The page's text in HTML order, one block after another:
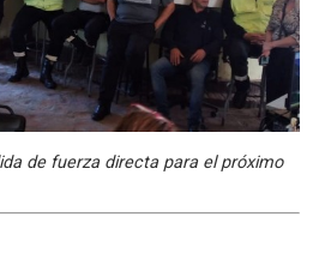
de fuerza directa para el próximo